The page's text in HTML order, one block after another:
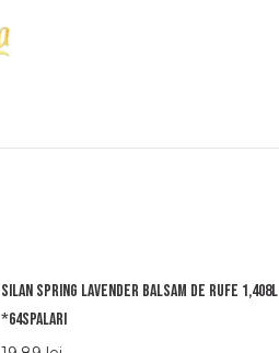
Silan spring lavender balsam de rufe 1,408l
*64spalari